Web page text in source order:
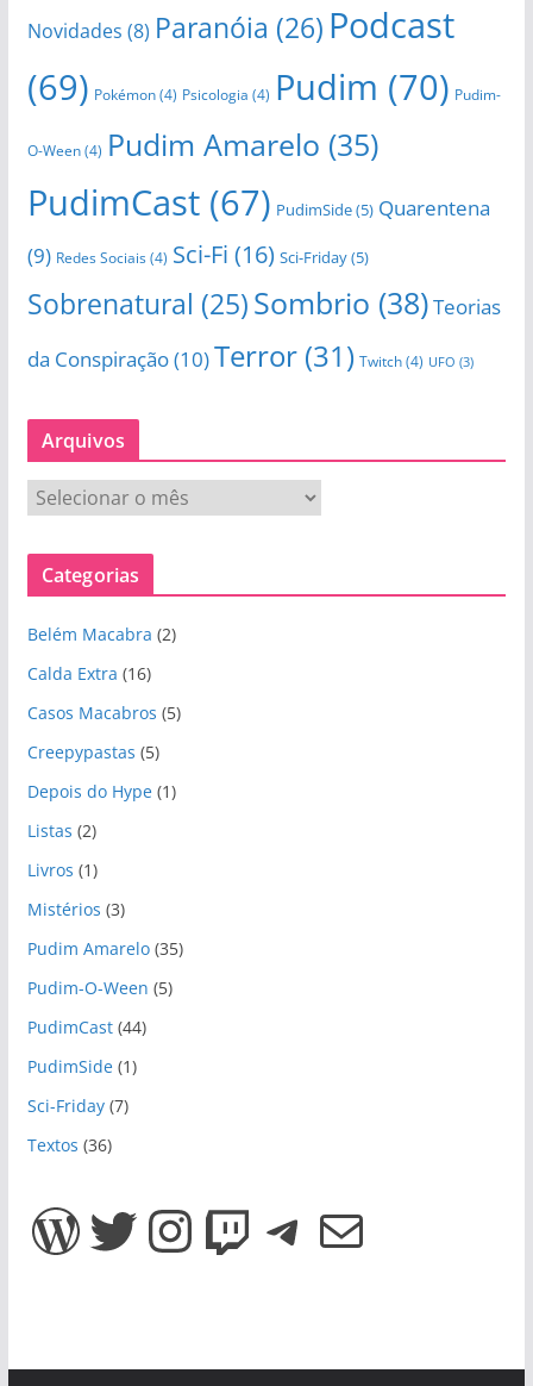
Novidades (8) Paranóia (26) Podcast
(69) Pokémon(4) Psicologia (4) Pudim (70) Pudim-
O-Ween(4) Pudim Amarelo (35)
PudimCast(67) PudimSide(5) Quarentena
(9) Redes Sociais(4) Sci-Fi (16) Sci-Friday(5)
Sobrenatural (25)Sombrio (38)Teorias
da Conspiração(10)Terror(31) Twitch(4) UFO (3)
Arquivos
q
v
o
s
Categorias
Belém Macabra (2)
Calda Extra (16)
Casos Macabros (5)
Creepypastas (5)
Depois do Hype(1)
Listas (2)
Livros (1)
Mistérios (3)
Pudim Amarelo(35)
Pudim-O-Ween (5)
PudimCast(44)
PudimSide(1)
Sci-Friday(7)
Textos (36)
WordPress Twitter InstagramTwitch Telegram E-mail